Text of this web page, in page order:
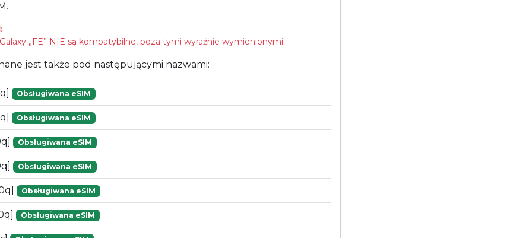
„FE” NIE są kompatybilne, poza tymi wyraźnie wymienionymi.
jest także pod następującymi nazwami:
Obsługiwana eSIM
Obsługiwana eSIM
Obsługiwana eSIM
Obsługiwana eSIM
Obsługiwana eSIM
Obsługiwana eSIM